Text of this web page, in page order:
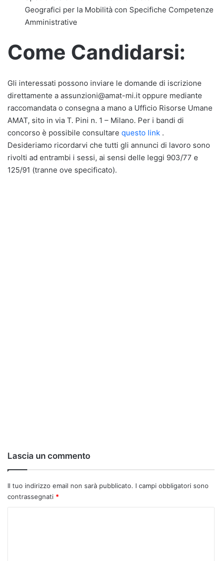
Geografici per la Mobilità con Specifiche Competenze
Amministrative
Come Candidarsi:
Gli interessati possono inviare le domande di iscrizione
direttamente a assunzioni@amat-mi.it oppure mediante
raccomandata o consegna a mano a Ufficio Risorse Umane
AMAT, sito in via T. Pini n. 1 – Milano. Per i bandi di
concorso è possibile consultare questo link .
Desideriamo ricordarvi che tutti gli annunci di lavoro sono
rivolti ad entrambi i sessi, ai sensi delle leggi 903/77 e
125/91 (tranne ove specificato).
Lascia un commento
Il tuo indirizzo email non sarà pubblicato. I campi obbligatori sono
contrassegnati *